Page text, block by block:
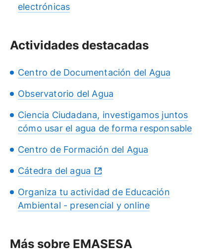
electrónicas
Actividades destacadas
Centro de Documentación del Agua
Observatorio del Agua
Ciencia Ciudadana, investigamos juntos
cómo usar el agua de forma responsable
Centro de Formación del Agua
Cátedra del agua
Organiza tu actividad de Educación
Ambiental - presencial y online
Más sobre EMASESA